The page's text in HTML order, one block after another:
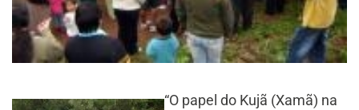
“O papel do Kujã (Xamã) na